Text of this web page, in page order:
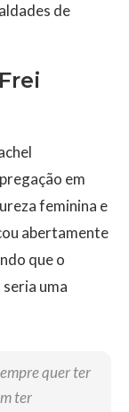
de
em
feminina e
abertamente
que o
uma
quer ter
ter